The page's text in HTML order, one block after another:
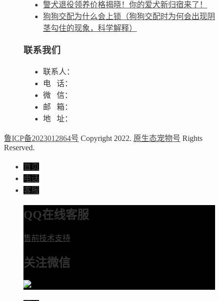
警犬退役领养价格揭晓！你的爱犬新归宿来了！
狗狗交配为什么会上锁（狗狗交配时为何会出现阴
茎勾住的现象，科学解释）
联系我们
联系人：
电 话：
微 信：
邮 箱：
地 址：
鲁ICP备2023012864号 Copyright 2022. 原生态宠物号 Rights
Reserved.
首页
电话
客服
QQ在线客服
售前技术支持
关注微信